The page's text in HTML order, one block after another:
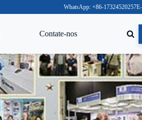
WhatsApp: +86-17324520257
Contate-nos